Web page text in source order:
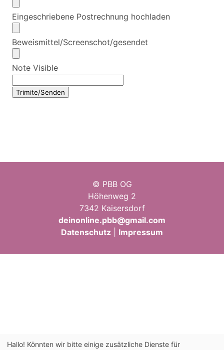
Eingeschriebene Postrechnung hochladen
Beweismittel/Screenschot/gesendet
Note Visible
Trimite/Senden
© PBB OG
Höhenweg 2
7342 Kaisersdorf
deinonline.pbb@gmail.com
Datenschutz
Impressum
Hallo! Könnten wir bitte einige zusätzliche Dienste für